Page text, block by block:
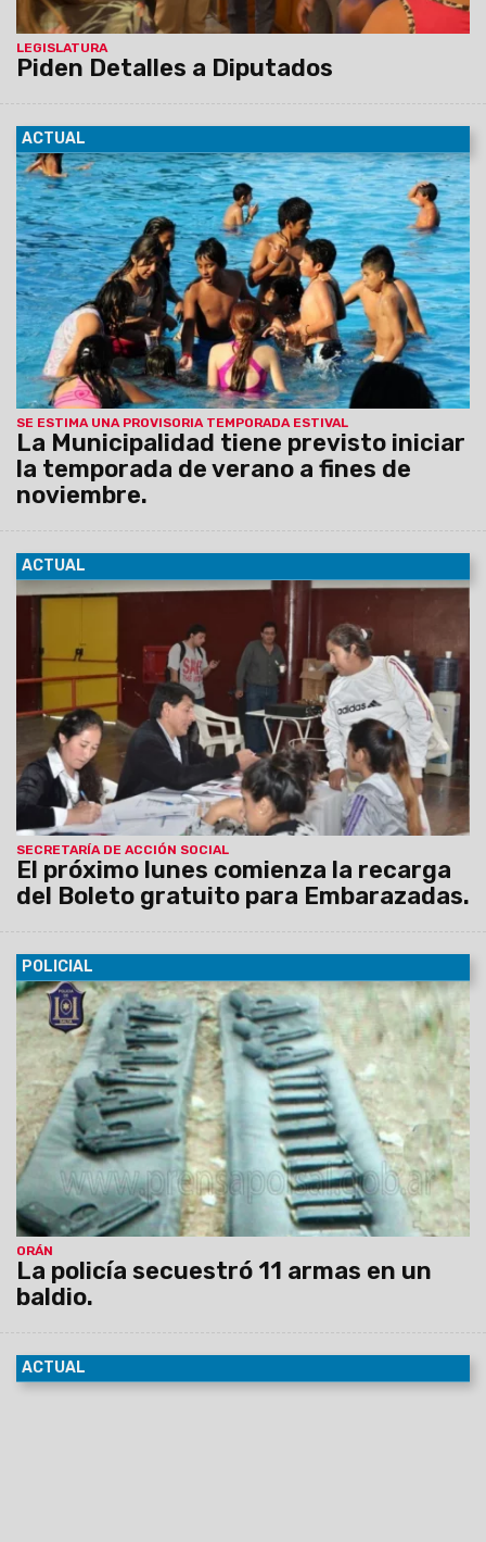
LEGISLATURA
Piden Detalles a Diputados
ACTUAL
SE ESTIMA UNA PROVISORIA TEMPORADA ESTIVAL
La Municipalidad tiene previsto iniciar
la temporada de verano a fines de
noviembre.
27/10/2015 La subsecretaria de Deportes de la
Municipalidad, Zulma Pedraza, indicó que se está trabajando
en la puesta a punto de los tres natatorios con tareas de
mantenimiento.
ACTUAL
SECRETARÍA DE ACCIÓN SOCIAL
El próximo lunes comienza la recarga
del Boleto gratuito para Embarazadas.
27/10/2015 Desde el próximo lunes 2 y hasta el viernes 13
de noviembre se realizará la recarga del Boleto Gratuito para
Embarazadas, en el Centro Cívico Municipal.
POLICIAL
ORÁN
La policía secuestró 11 armas en un
baldio.
26/10/2015 Un llamado al Sistema de Emergencias alertó
la situación. Las armas corresponderían a las sustraídas a
Gendarmería Nacional el miércoles pasado.
ACTUAL